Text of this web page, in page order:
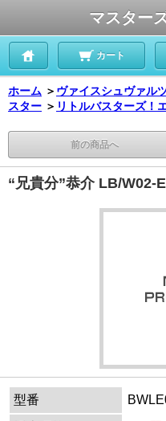
マスター
カート
ホーム ＞ ヴァイスシュヴァル
スター ＞ リトルバスターズ！
前の商品へ
“兄貴分”恭介 LB/W02-
型番